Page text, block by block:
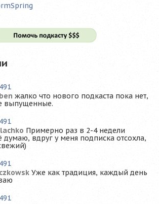
жалко что нового подкаста пока нет,
выпущенные.
Примерно раз в 2-4 недели
думаю, вдруг у меня подписка отсохла,
Уже как традиция, каждый день